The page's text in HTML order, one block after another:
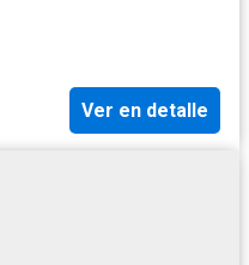
Ver en detalle